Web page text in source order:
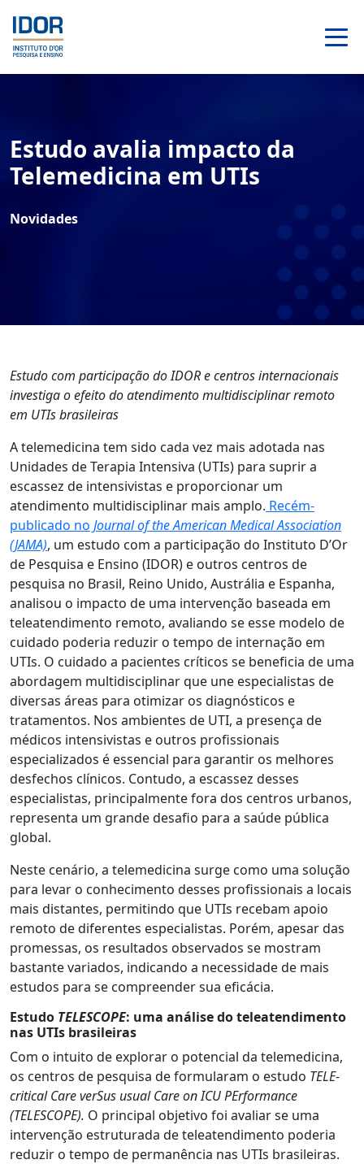
Estudo avalia impacto da
Telemedicina em UTIs
Novidades
Estudo com participação do IDOR e centros internacionais
investiga o efeito do atendimento multidisciplinar remoto
em UTIs brasileiras
A telemedicina tem sido cada vez mais adotada nas
Unidades de Terapia Intensiva (UTIs) para suprir a
escassez de intensivistas e proporcionar um
atendimento multidisciplinar mais amplo. Recém-
publicado no Journal of the American Medical Association
(JAMA), um estudo com a participação do Instituto D’Or
de Pesquisa e Ensino (IDOR) e outros centros de
pesquisa no Brasil, Reino Unido, Austrália e Espanha,
analisou o impacto de uma intervenção baseada em
teleatendimento remoto, avaliando se esse modelo de
cuidado poderia reduzir o tempo de internação em
UTIs. O cuidado a pacientes críticos se beneficia de uma
abordagem multidisciplinar que une especialistas de
diversas áreas para otimizar os diagnósticos e
tratamentos. Nos ambientes de UTI, a presença de
médicos intensivistas e outros profissionais
especializados é essencial para garantir os melhores
desfechos clínicos. Contudo, a escassez desses
especialistas, principalmente fora dos centros urbanos,
representa um grande desafio para a saúde pública
global.
Neste cenário, a telemedicina surge como uma solução
para levar o conhecimento desses profissionais a locais
mais distantes, permitindo que UTIs recebam apoio
remoto de diferentes especialistas. Porém, apesar das
promessas, os resultados observados se mostram
bastante variados, indicando a necessidade de mais
estudos para se compreender sua eficácia.
Estudo TELESCOPE: uma análise do teleatendimento
nas UTIs brasileiras
Com o intuito de explorar o potencial da telemedicina,
os centros de pesquisa de formularam o estudo TELE-
critical Care verSus usual Care on ICU PErformance
(TELESCOPE). O principal objetivo foi avaliar se uma
intervenção estruturada de teleatendimento poderia
reduzir o tempo de permanência nas UTIs brasileiras.